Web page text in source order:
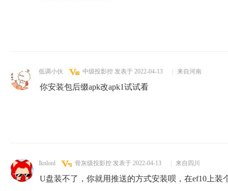
低调小伙 中级投影控 发表于 2022-04-13 来自河南
你安装包后缀apk改apk1试试看
lknlonl 骨灰级投影控 发表于 2022-04-13 来自四川
U盘装不了，你就用推送的方式安装呗，在ef10上